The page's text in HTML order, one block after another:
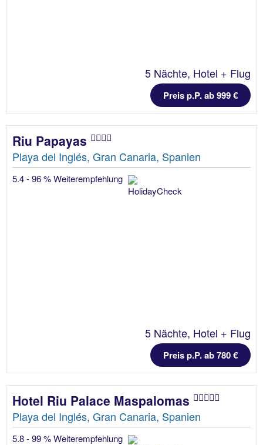
5 Nächte, Hotel + Flug
Preis p.P. ab 999 €
Riu Papayas
Playa del Inglés, Gran Canaria, Spanien
5.4 - 96 % Weiterempfehlung
5 Nächte, Hotel + Flug
Preis p.P. ab 780 €
Hotel Riu Palace Maspalomas
Playa del Inglés, Gran Canaria, Spanien
5.8 - 99 % Weiterempfehlung